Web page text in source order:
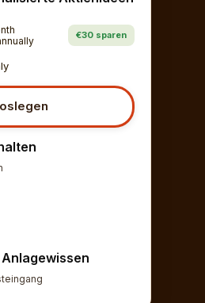
€30 sparen